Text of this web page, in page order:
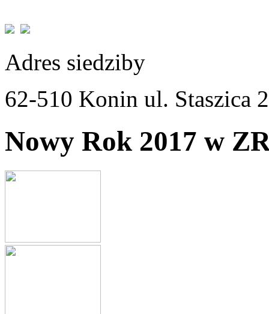
Adres siedziby
62-510 Konin ul. Staszica
Nowy Rok 2017 w